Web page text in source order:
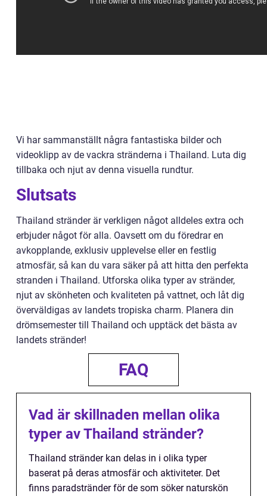
Vi har sammanställt några fantastiska bilder och
videoklipp av de vackra stränderna i Thailand. Luta dig
tillbaka och njut av denna visuella rundtur.
Slutsats
Thailand stränder är verkligen något alldeles extra och
erbjuder något för alla. Oavsett om du föredrar en
avkopplande, exklusiv upplevelse eller en festlig
atmosfär, så kan du vara säker på att hitta den perfekta
stranden i Thailand. Utforska olika typer av stränder,
njut av skönheten och kvaliteten på vattnet, och låt dig
överväldigas av landets tropiska charm. Planera din
drömsemester till Thailand och upptäck det bästa av
landets stränder!
FAQ
Vad är skillnaden mellan olika
typer av Thailand stränder?
Thailand stränder kan delas in i olika typer
baserat på deras atmosfär och aktiviteter. Det
finns paradstränder för de som söker naturskön